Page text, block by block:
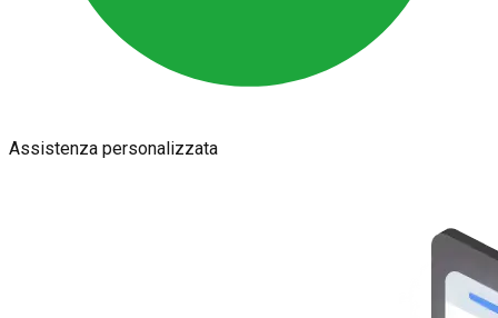
Assistenza personalizzata